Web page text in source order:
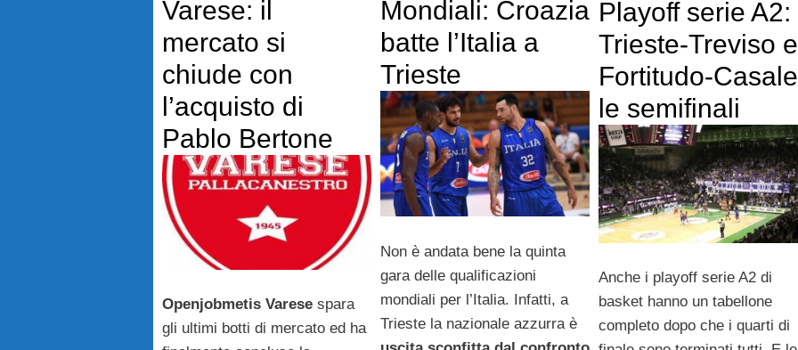
Varese: il
mercato si
chiude con
l’acquisto di
Pablo Bertone
Openjobmetis Varese spara
gli ultimi botti di mercato ed ha
Mondiali: Croazia
batte l’Italia a
Trieste
Non è andata bene la quinta
gara delle qualificazioni
mondiali per l’Italia. Infatti, a
Trieste la nazionale azzurra è
Playoff serie A2:
Trieste-Treviso e
Fortitudo-Casale
le semifinali
Anche i playoff serie A2 di
basket hanno un tabellone
completo dopo che i quarti di